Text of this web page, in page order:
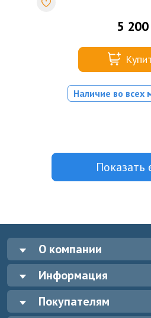
5
Наличие во всех
Показать
О компании
Информация
Покупателям